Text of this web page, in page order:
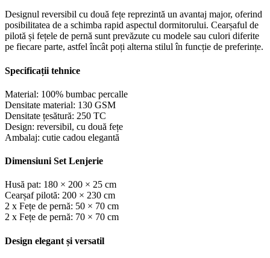
Designul reversibil cu două fețe reprezintă un avantaj major, oferind
posibilitatea de a schimba rapid aspectul dormitorului. Cearșaful de
pilotă și fețele de pernă sunt prevăzute cu modele sau culori diferite
pe fiecare parte, astfel încât poți alterna stilul în funcție de preferințe.
Specificații tehnice
Material: 100% bumbac percalle
Densitate material: 130 GSM
Densitate țesătură: 250 TC
Design: reversibil, cu două fețe
Ambalaj: cutie cadou elegantă
Dimensiuni Set Lenjerie
Husă pat: 180 × 200 × 25 cm
Cearșaf pilotă: 200 × 230 cm
2 x Fețe de pernă: 50 × 70 cm
2 x Fețe de pernă: 70 × 70 cm
Design elegant și versatil